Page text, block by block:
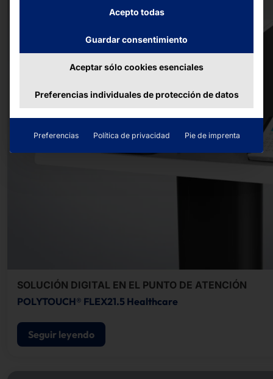
SOLUCIÓN DIGITAL EN EL PUNTO DE ATENCIÓN
POLYTOUCH® FLEX21.5 Healthcare
Seguir leyendo
Acepto todas
Guardar consentimiento
Aceptar sólo cookies esenciales
Preferencias individuales de protección de datos
Preferencias Política de privacidad Pie de imprenta